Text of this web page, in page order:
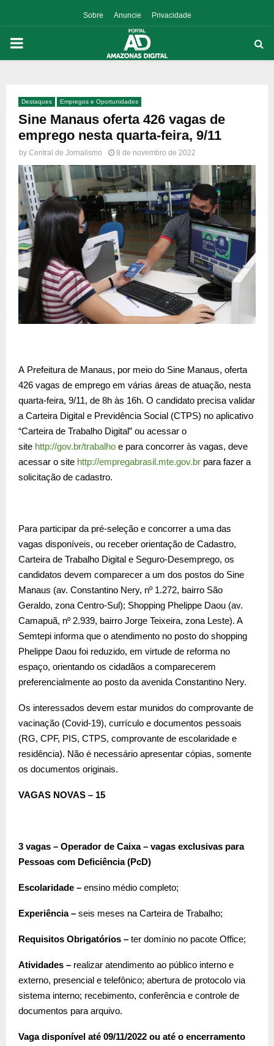
Sobre Anuncie Privacidade
PRIMARY
Destaques Empregos e Oportunidades
Sine Manaus oferta 426 vagas de
emprego nesta quarta-feira, 9/11
by Central de Jornalismo 8 de novembro de 2022
A Prefeitura de Manaus, por meio do Sine Manaus, oferta
426 vagas de emprego em várias áreas de atuação, nesta
quarta-feira, 9/11, de 8h às 16h. O candidato precisa validar
a Carteira Digital e Previdência Social (CTPS) no aplicativo
“Carteira de Trabalho Digital” ou acessar o
site http://gov.br/trabalho e para concorrer às vagas, deve
acessar o site http://empregabrasil.mte.gov.br para fazer a
solicitação de cadastro.
Para participar da pré-seleção e concorrer a uma das
vagas disponíveis, ou receber orientação de Cadastro,
Carteira de Trabalho Digital e Seguro-Desemprego, os
candidatos devem comparecer a um dos postos do Sine
Manaus (av. Constantino Nery, nº 1.272, bairro São
Geraldo, zona Centro-Sul); Shopping Phelippe Daou (av.
Camapuã, nº 2.939, bairro Jorge Teixeira, zona Leste). A
Semtepi informa que o atendimento no posto do shopping
Phelippe Daou foi reduzido, em virtude de reforma no
espaço, orientando os cidadãos a comparecerem
preferencialmente ao posto da avenida Constantino Nery.
Os interessados devem estar munidos do comprovante de
vacinação (Covid-19), currículo e documentos pessoais
(RG, CPF, PIS, CTPS, comprovante de escolaridade e
residência). Não é necessário apresentar cópias, somente
os documentos originais.
VAGAS NOVAS – 15
3 vagas – Operador de Caixa – vagas exclusivas para
Pessoas com Deficiência (PcD)
Escolaridade – ensino médio completo;
Experiência – seis meses na Carteira de Trabalho;
Requisitos Obrigatórios – ter domínio no pacote Office;
Atividades – realizar atendimento ao público interno e
externo, presencial e telefônico; abertura de protocolo via
sistema interno; recebimento, conferência e controle de
documentos para arquivo.
Vaga disponível até 09/11/2022 ou até o encerramento